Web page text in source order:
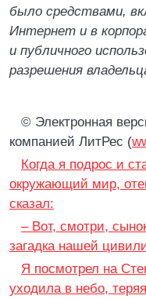
было средствами,
Интернет и в
и публичного
разрешения
© Электронная
компанией ЛитРес (
Когда я подрос и
окружающий мир,
сказал:
– Вот, смотри,
загадка нашей
Я посмотрел на
уходила в небо,